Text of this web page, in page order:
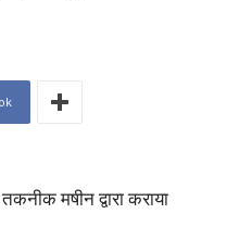
मषीन द्वारा कराया